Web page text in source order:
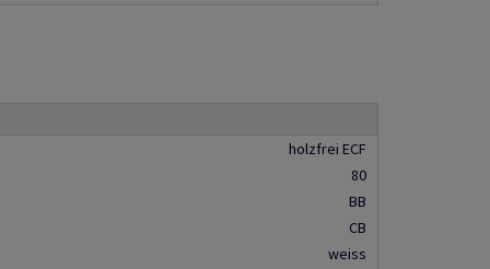
holzfrei ECF
80
BB
CB
weiss